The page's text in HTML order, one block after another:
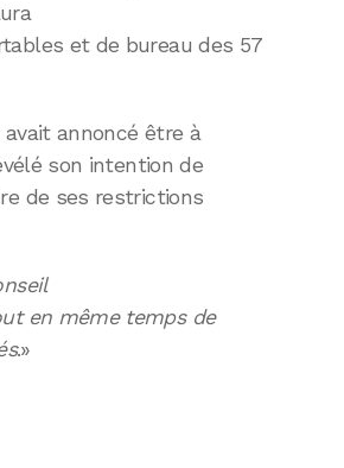
et de bureau des 57
annoncé être à
son intention de
de ses restrictions
en même temps de
.»